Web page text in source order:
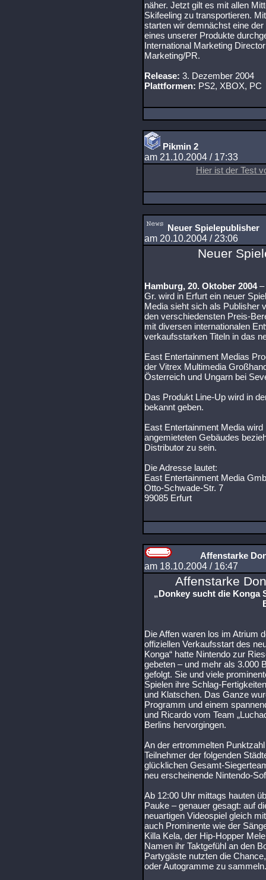
näher. Jetzt gilt es mit allen
Skifeeling zu transportieren.
starten wir demnächst eine
eines unserer Produkte
International Marketing
Marketing/PR.
Release: 3. Dezember 2004
Plattformen: PS2, XBOX, PC
Pikmin 2
am 21.10.2004 / 17:33
Hier ist der Test
Neuer Spielepublisher
am 20.10.2004 / 23:06
Neuer
Hamburg, 20. Oktober 2004–
Gr. wird in Erfurt ein neuer
Media sieht sich als Publisher
den verschiedensten Preis-
mit diversen internationalen
verkaufsstarken Titeln in das
East Entertainment Medias
der Vitrex Multimedia
Österreich und Ungarn bei
Das Produkt Line-Up wird in
bekannt geben.
East Entertainment Media
angemieteten Gebäudes
Distributor zu sein.
Die Adresse lautet:
East Entertainment Media
Otto-Schwade-Str. 7
99085 Erfurt
Affenstarke
am 18.10.2004 / 16:47
Affenstarke
„Donkey sucht die Konga
Die Affen waren los im Atrium
offiziellen Verkaufsstart des
Konga“ hatte Nintendo zur
gebeten – und mehr als 3.000
gefolgt. Sie und viele
Spielen ihre Schlag-
und Klatschen. Das Ganze
Programm und einem
und Ricardo vom Team
Berlins hervorgingen.
An der ertrommelten
Teilnehmer der folgenden
glücklichen Gesamt-
neu erscheinende Nintendo-
Ab 12:00 Uhr mittags hauten
Pauke – genauer gesagt: auf
neuartigen Videospiel gleich
auch Prominente wie der
Killa Kela, der Hip-Hopper
Namen ihr Taktgefühl an den
Partygäste nutzten die
oder Autogramme zu sammeln.